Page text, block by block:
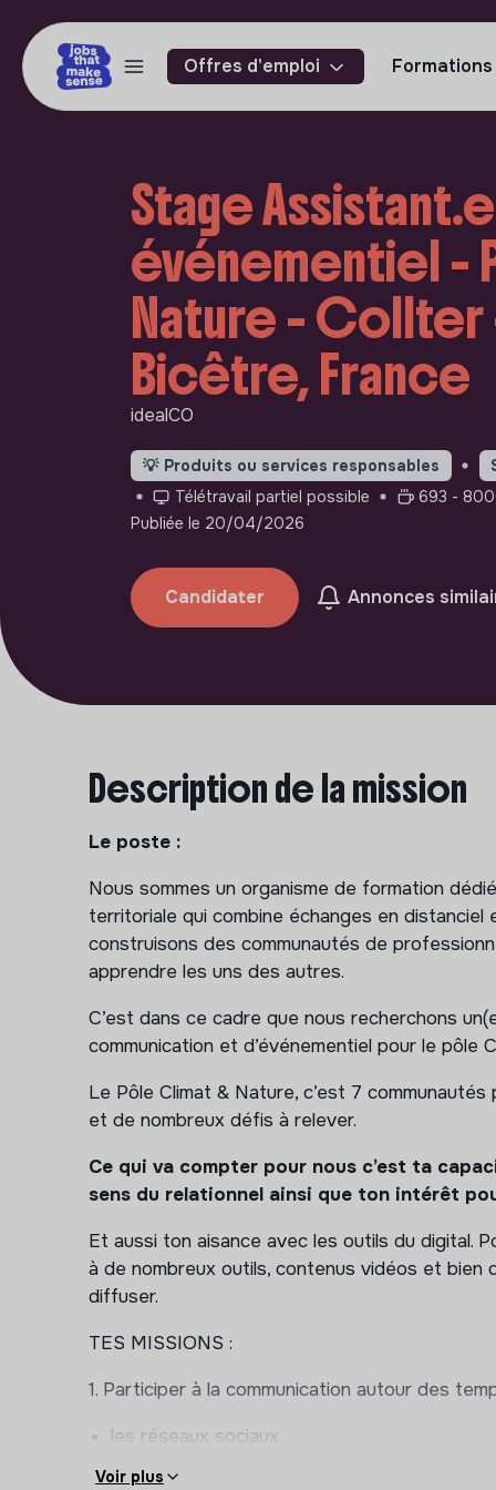
Offres d'emploi Formations
Stage
événementiel -
Nature - Collter
Bicêtre, France
idealCO
💡 Produits ou services responsables
Télétravail partiel possible
693 -
Publiée le 20/04/2026
Candidater Annonces
Description de la mission
Le poste :
Nous sommes un organisme de formation
territoriale qui combine échanges en
construisons des communautés de
apprendre les uns des autres.
C’est dans ce cadre que nous recherchons
communication et d’événementiel pour le pôle
Le Pôle Climat & Nature, c’est 7
et de nombreux défis à relever.
Ce qui va compter pour nous c’est ta
sens du relationnel ainsi que ton intérêt
Et aussi ton aisance avec les outils du digital.
à de nombreux outils, contenus vidéos et
diffuser.
TES MISSIONS :
1. Participer à la communication autour des
les réseaux sociaux
les campagnes mailing
Voir plus